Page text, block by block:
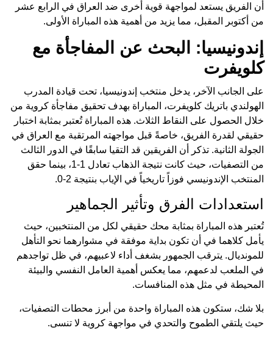
أن الفريق يستعد لمواجهة قوية أخرى ضد العراق في الرابع عشر
من أكتوبر المقبل، مما يزيد من أهمية هذه المباراة الأولى.
إندونيسيا: البحث عن المفاجأة مع
كلويفرت
على الجانب الآخر، يدخل منتخب إندونيسيا، تحت قيادة المدرب
الهولندي باتريك كلويفرت، المباراة بهدف تحقيق مفاجأة كروية من
خلال الحصول على النقاط الثلاث. هذه المباراة تُعتبر بمثابة اختبار
حقيقي لقدرة الفريق، خاصةً قبل مواجهته المرتقبة مع العراق في
الجولة الثانية. تذكر أن الفريقين قد التقيا سابقًا في الدور الثالث
من التصفيات، حيث كانت نتيجة الذهاب تعادل 1-1، بينما حقق
المنتخب الإندونيسي فوزاً تاريخياً في الإياب بنتيجة 2-0.
استعدادات الفرق وتأثير الجماهير
تُعتبر هذه المباراة بمثابة محك حقيقي لكل من المنتخبين، حيث
يأمل كلاهما في أن تكون بداية موفقة في مشوارهما نحو التأهل
للمونديال. يترقب الجمهور بشغف أداء لاعبيهم، في ظل تواجدهم
في الملعب لدعمهم، مما يعكس أهمية العامل النفسي والبيئة
المحيطة في مثل هذه المنافسات.
بلا شك، ستكون هذه المباراة واحدة من أبرز محطات التصفيات،
حيث يلتقي الطموح والتحدي في مواجهة كروية لا تنسى.